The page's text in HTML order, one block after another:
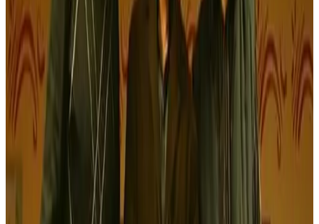
Sur Internet
En 2008, Dizale fête ses dix ans. Spécialiste du doublage en breton,
l'association «
fait vivre une chaîne de métiers audiovisuels :
techniciens, comédiens, traducteurs... De quinze à vingt
personnes en équivalent temps plein sur un an
», note André
Lavanant, président. Le doublage est financé par la Région et le
diffuseur audiovisuel, comme TV Breizh.
Internet est un espace prometteur. Dizale travaille ainsi aux côtés du
site brezhoweb.com. Le tournage d'une sitcom en breton va
commencer. Diffusée sur le Net, cette série de 42 épisodes de deux
minutes mettra en scène sept étudiants et un professeur de breton. «
», promet le journaliste Lionel Buannic (brezhoweb). Qui
planche aussi sur de la téléréalité en breton. Dizale produit ou
coproduit ces deux projets.